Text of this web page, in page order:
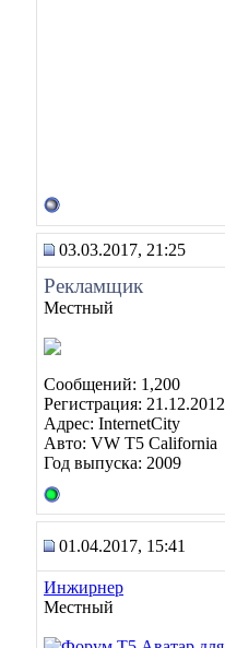
03.03.2017, 21:25
Рекламщик
Местный
Сообщений: 1,200
Регистрация: 21.12.2012
Адрес: InternetCity
Авто: VW T5 California
Год выпуска: 2009
01.04.2017, 15:41
Инжирнер
Местный